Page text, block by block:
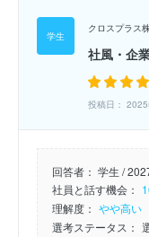
クロスプラス
社風・企
投稿日：
回答者： 学生 /
社員と話す機会：
理解度： やや高い
選考ステータス：